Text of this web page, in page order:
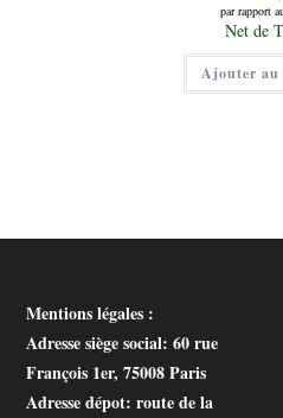
par rapport
Le
prix
actuel
est :
15,00 €.
Net de
Ajouter au
Mentions légales :
Adresse siège social: 60 rue
François 1er, 75008 Paris
Adresse dépot: route de la